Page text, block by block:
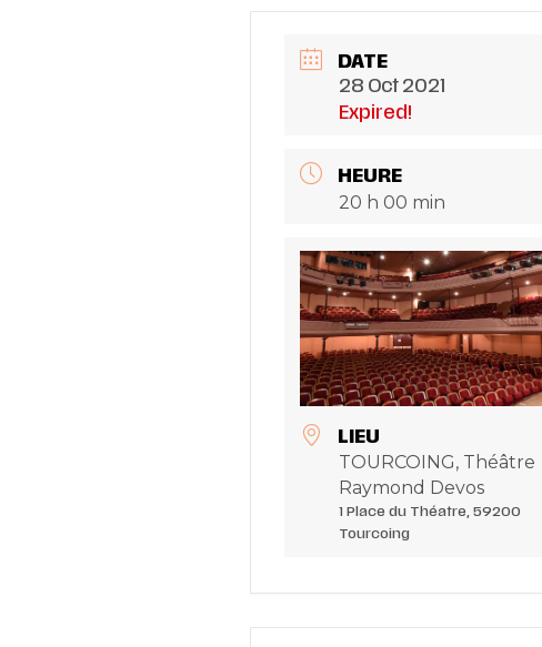
DATE
28 Oct 2021
Expired!
HEURE
20 h 00 min
LIEU
TOURCOING, Théâtre
Raymond Devos
1 Place du Théatre, 59200
Tourcoing